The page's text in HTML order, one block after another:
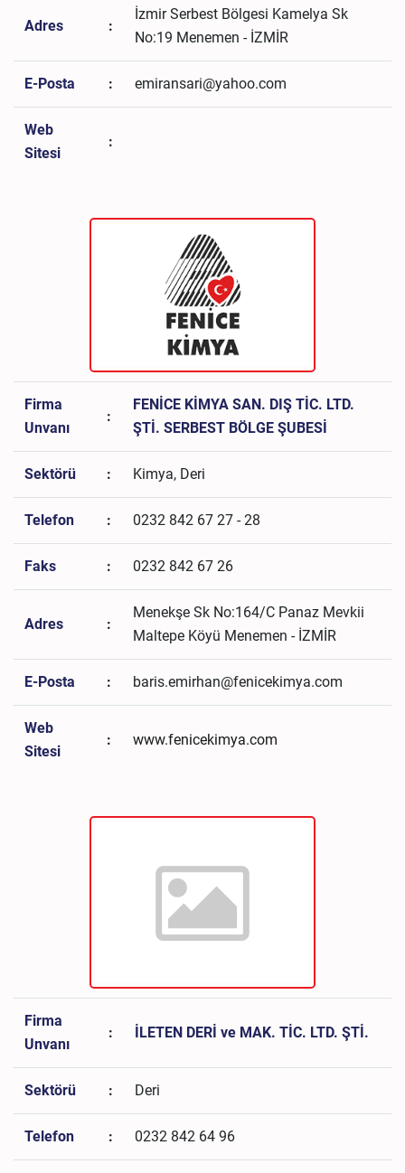
Adres :
İzmir Serbest Bölgesi Kamelya Sk
No:19 Menemen - İZMİR
E-Posta : emiransari@yahoo.com
Web
Sitesi
:
Firma
Unvanı
:
FENİCE KİMYA SAN. DIŞ TİC. LTD.
ŞTİ. SERBEST BÖLGE ŞUBESİ
Sektörü : Kimya, Deri
Telefon : 0232 842 67 27 - 28
Faks : 0232 842 67 26
Adres :
Menekşe Sk No:164/C Panaz Mevkii
Maltepe Köyü Menemen - İZMİR
E-Posta : baris.emirhan@fenicekimya.com
Web
Sitesi
: www.fenicekimya.com
Firma
Unvanı
: İLETEN DERİ ve MAK. TİC. LTD. ŞTİ.
Sektörü : Deri
Telefon : 0232 842 64 96